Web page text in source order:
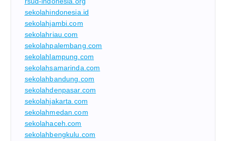
sekolahindonesia.id
sekolahjambi.com
sekolahriau.com
sekolahpalembang.com
sekolahlampung.com
sekolahsamarinda.com
sekolahbandung.com
sekolahdenpasar.com
sekolahjakarta.com
sekolahmedan.com
sekolahaceh.com
sekolahbengkulu.com